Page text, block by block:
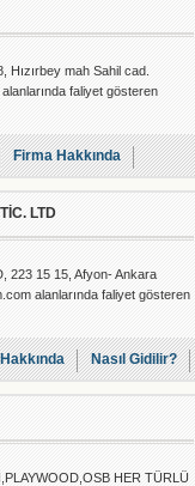
mah Sahil cad.
faliyet gösteren
Firma Hakkında
LTD
223 15 15, Afyon- Ankara
alanlarında faliyet gösteren
Nasıl Gidilir?
HER TÜRLÜ